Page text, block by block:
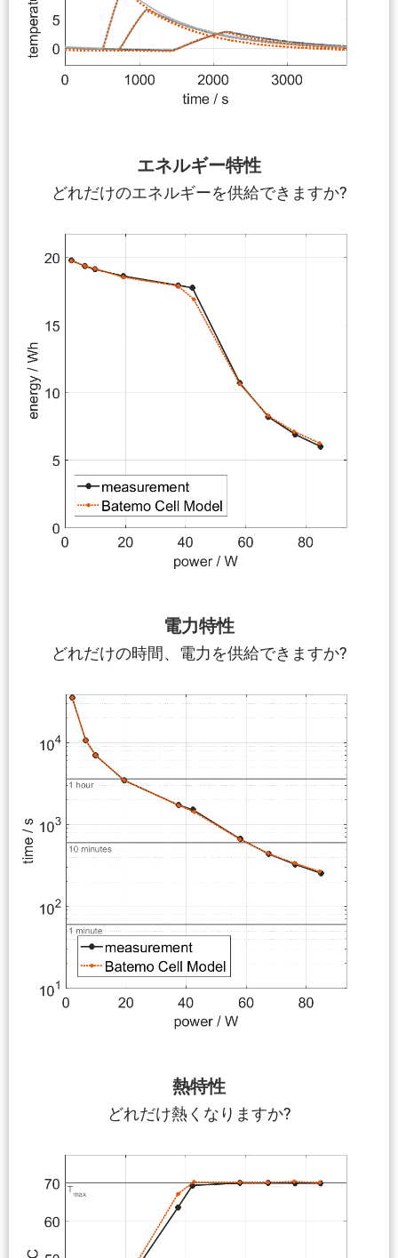
エネルギー特性
どれだけのエネルギーを供給できますか?
電力特性
どれだけの時間、電力を供給できますか?
熱特性
どれだけ熱くなりますか?